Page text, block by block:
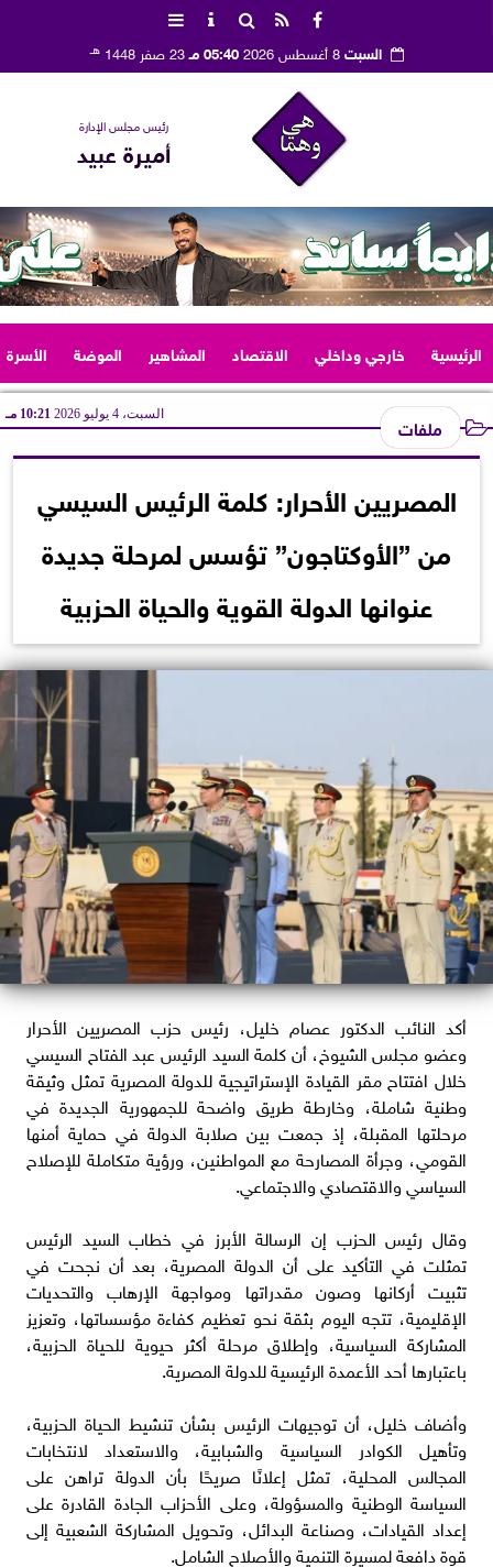
السبت8 أغسطس 2026 05:40 مـ 23 صفر 1448 هـ
رئيس مجلس الإدارة
أميرة عبيد
الرئيسية خارجي وداخلي الاقتصاد المشاهير الموضة الأسرة
ملفات السبت، 4 يوليو 2026 10:21 مـ
المصريين الأحرار: كلمة الرئيس السيسي
من ”الأوكتاجون” تؤسس لمرحلة جديدة
عنوانها الدولة القوية والحياة الحزبية
أكد النائب الدكتور عصام خليل، رئيس حزب المصريين الأحرار
وعضو مجلس الشيوخ، أن كلمة السيد الرئيس عبد الفتاح السيسي
خلال افتتاح مقر القيادة الإستراتيجية للدولة المصرية تمثل وثيقة
وطنية شاملة، وخارطة طريق واضحة للجمهورية الجديدة في
مرحلتها المقبلة، إذ جمعت بين صلابة الدولة في حماية أمنها
القومي، وجرأة المصارحة مع المواطنين، ورؤية متكاملة للإصلاح
السياسي والاقتصادي والاجتماعي.
وقال رئيس الحزب إن الرسالة الأبرز في خطاب السيد الرئيس
تمثلت في التأكيد على أن الدولة المصرية، بعد أن نجحت في
تثبيت أركانها وصون مقدراتها ومواجهة الإرهاب والتحديات
الإقليمية، تتجه اليوم بثقة نحو تعظيم كفاءة مؤسساتها، وتعزيز
المشاركة السياسية، وإطلاق مرحلة أكثر حيوية للحياة الحزبية،
باعتبارها أحد الأعمدة الرئيسية للدولة المصرية.
وأضاف خليل، أن توجيهات الرئيس بشأن تنشيط الحياة الحزبية،
وتأهيل الكوادر السياسية والشبابية، والاستعداد لانتخابات
المجالس المحلية، تمثل إعلانًا صريحًا بأن الدولة تراهن على
السياسة الوطنية والمسؤولة، وعلى الأحزاب الجادة القادرة على
إعداد القيادات، وصناعة البدائل، وتحويل المشاركة الشعبية إلى
قوة دافعة لمسيرة التنمية والأصلاح الشامل.